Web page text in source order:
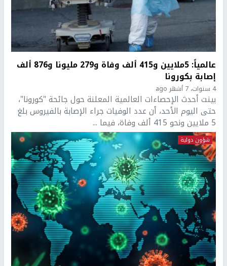
عالمياً: 5ملايين و415 ألف وفاة و279 مليونا و876 ألف
إصابة بكورونا
4 سنوات، 7 أشهر ago
بينت أحدث الإحصاءات العالمية المعلنة حول جائحة "كورونا"،
حتى اليوم الأحد، أن عدد الوفيات جراء الإصابة بالفيروس بلغ
5 ملايين ونحو 415 ألف وفاة، فيما ...
شؤون دولية